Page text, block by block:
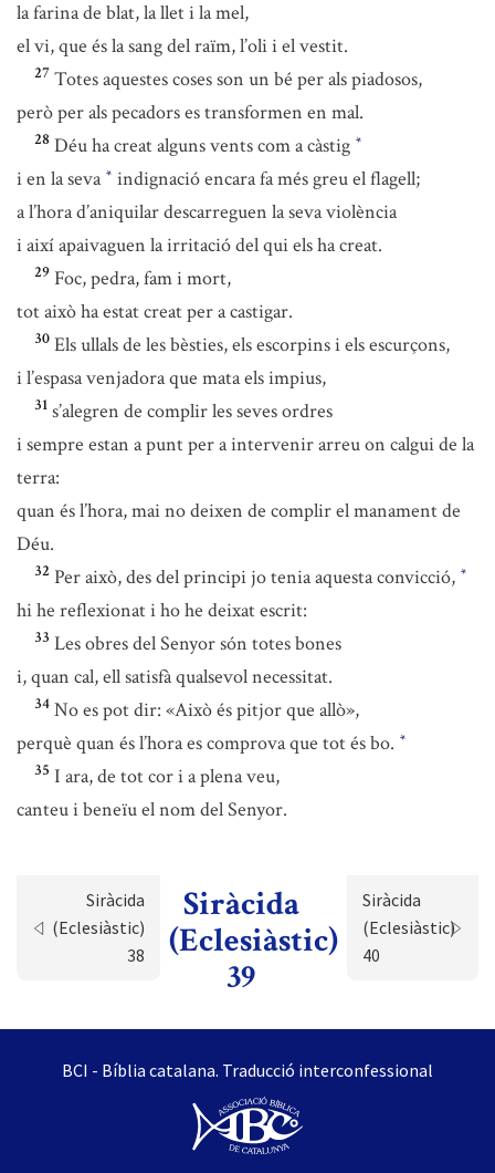
la farina de blat, la llet i la mel,
el vi, que és la sang del raïm, l’oli i el vestit.
27 Totes aquestes coses son un bé per als piadosos,
però per als pecadors es transformen en mal.
28 Déu ha creat alguns vents com a càstig *
i en la seva * indignació encara fa més greu el flagell;
a l’hora d’aniquilar descarreguen la seva violència
i així apaivaguen la irritació del qui els ha creat.
29 Foc, pedra, fam i mort,
tot això ha estat creat per a castigar.
30 Els ullals de les bèsties, els escorpins i els escurçons,
i l’espasa venjadora que mata els impius,
31 s’alegren de complir les seves ordres
i sempre estan a punt per a intervenir arreu on calgui de la
terra:
quan és l’hora, mai no deixen de complir el manament de
Déu.
32 Per això, des del principi jo tenia aquesta convicció, *
hi he reflexionat i ho he deixat escrit:
33 Les obres del Senyor són totes bones
i, quan cal, ell satisfà qualsevol necessitat.
34 No es pot dir: «Això és pitjor que allò»,
perquè quan és l’hora es comprova que tot és bo. *
35 I ara, de tot cor i a plena veu,
canteu i beneïu el nom del Senyor.
Siràcida
(Eclesiàstic)
38
Siràcida
(Eclesiàstic)
39
Siràcida
(Eclesiàstic)
40
BCI - Bíblia catalana. Traducció interconfessional